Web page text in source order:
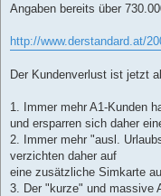
Angaben bereits über
http://www.derstandard.at/
Der Kundenverlust ist jetzt
1. Immer mehr A1-Kunden
und ersparren sich daher
2. Immer mehr "ausl.
verzichten daher auf
eine zusätzliche Simkarte
3. Der "kurze" und massive